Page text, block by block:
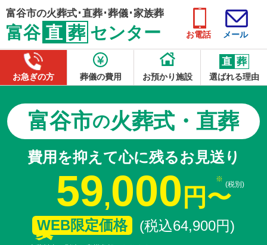
富谷市の火葬式･直葬･葬儀･家族葬
富谷 直 葬 センター お電話 メール
お急ぎの方 葬儀の費用 お預かり施設
直 葬
選ばれる理由
富谷市の火葬式・直葬
費用を抑えて心に残るお見送り
59,000 円〜(税別)
WEB限定価格 (税込64,900円)